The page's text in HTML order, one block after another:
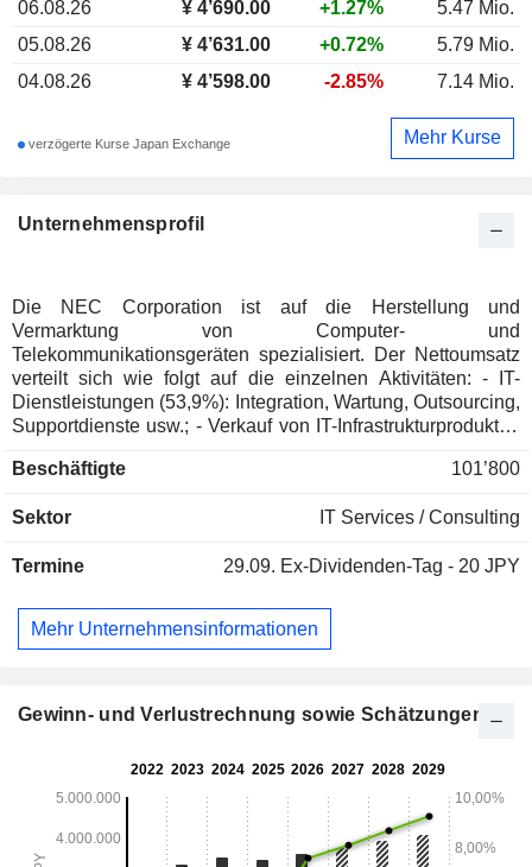
Unternehmensprofil
Die NEC Corporation ist auf die Herstellung und
Vermarktung von Computer- und
Telekommunikationsgeräten spezialisiert. Der Nettoumsatz
verteilt sich wie folgt auf die einzelnen Aktivitäten: - IT-
Dienstleistungen (53,9%): Integration, Wartung, Outsourcing,
Supportdienste usw.; - Verkauf von IT-Infrastrukturprodukten
Gruppe Netzwerkdienste an; - Verkauf von Software für
Sonstiges (12,7%): Verkauf von Hardware, Mobiltelefonen,
Speichersystemen usw. Der Nettoumsatz verteilt sich
Europa/Mittlerer Osten/Afrika (9,8%) und Amerika (4%).
Beschäftigte 101’800
Sektor IT Services / Consulting
Termine 29.09. Ex-Dividenden-Tag - 20 JPY
Mehr Unternehmensinformationen
06.08.26
¥ 4’690.00 +1.27%
5.47 Mio.
05.08.26
¥ 4’631.00 +0.72%
5.79 Mio.
04.08.26
¥ 4’598.00 -2.85% 7.14 Mio.
verzögerte Kurse Japan Exchange Mehr Kurse
Gewinn- und Verlustrechnung sowie Schätzungen